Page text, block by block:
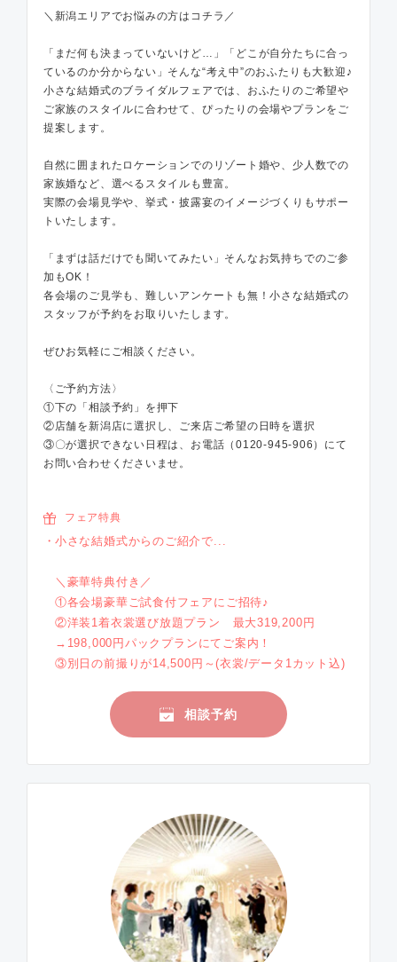
＼新潟エリアでお悩みの方はコチラ／
「まだ何も決まっていないけど…」「どこが自分たちに合っ
ているのか分からない」そんな“考え中”のおふたりも大歓迎♪
小さな結婚式のブライダルフェアでは、おふたりのご希望や
ご家族のスタイルに合わせて、ぴったりの会場やプランをご
提案します。
自然に囲まれたロケーションでのリゾート婚や、少人数での
家族婚など、選べるスタイルも豊富。
実際の会場見学や、挙式・披露宴のイメージづくりもサポー
トいたします。
「まずは話だけでも聞いてみたい」そんなお気持ちでのご参
加もOK！
各会場のご見学も、難しいアンケートも無！小さな結婚式の
スタッフが予約をお取りいたします。
ぜひお気軽にご相談ください。
〈ご予約方法〉
①下の「相談予約」を押下
②店舗を新潟店に選択し、ご来店ご希望の日時を選択
③〇が選択できない日程は、お電話（0120-945-906）にて
お問い合わせくださいませ。
フェア特典
小さな結婚式からのご紹介で...
＼豪華特典付き／
①各会場豪華ご試食付フェアにご招待♪
②洋装1着衣裳選び放題プラン 最大319,200円
→198,000円パックプランにてご案内！
③別日の前撮りが14,500円～(衣裳/データ1カット込)
相談予約